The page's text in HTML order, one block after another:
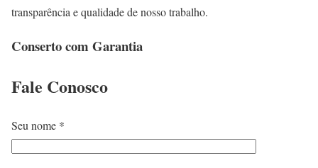
transparência e qualidade de nosso trabalho.
Conserto com Garantia
Fale Conosco
Seu nome *